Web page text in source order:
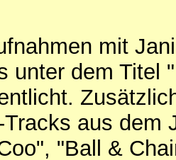
mit
unter dem Titel
Tracks aus dem
"Ball &